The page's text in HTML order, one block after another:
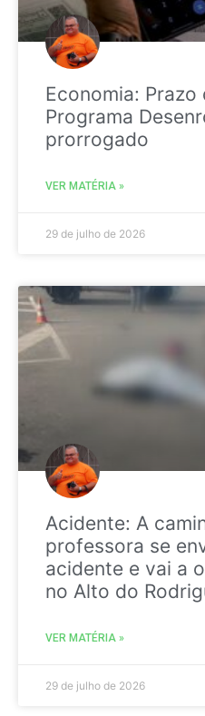
Economia: Prazo
Programa
prorrogado
VER MATÉRIA »
29 de julho de 2026
Acidente: A
professora se
acidente e vai a
no Alto do
VER MATÉRIA »
29 de julho de 2026